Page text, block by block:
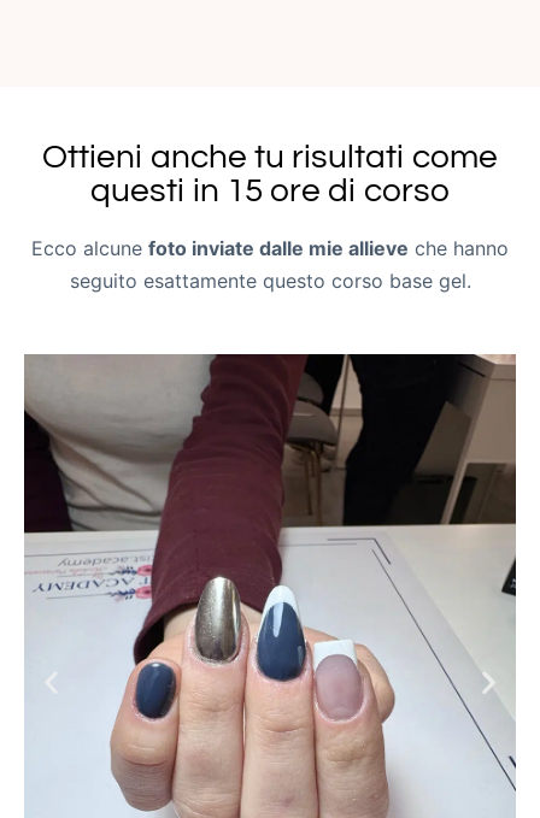
Ottieni anche tu risultati come
questi in 15 ore di corso
Ecco alcune foto inviate dalle mie allieve che hanno
seguito esattamente questo corso base gel.